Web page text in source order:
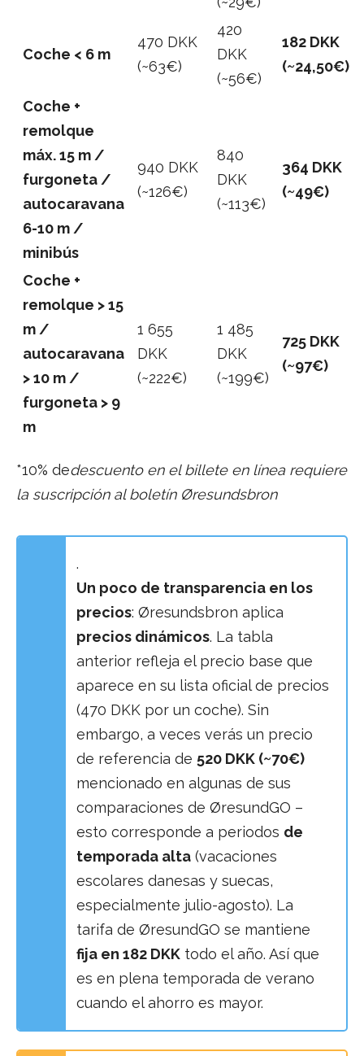
Coche < 6 m
470 DKK
(~63€)
420
DKK
(~56€)
182 DKK
(~24,50€)
Coche +
remolque
máx. 15 m /
furgoneta /
autocaravana
6-10 m /
minibús
940 DKK
(~126€)
840
DKK
(~113€)
364 DKK
(~49€)
Coche +
remolque > 15
m /
autocaravana
> 10 m /
furgoneta > 9
m
1 655
DKK
(~222€)
1 485
DKK
(~199€)
725 DKK
(~97€)
*10% dedescuento en el billete en línea requiere
la suscripción al boletín Øresundsbron
.
Un poco de transparencia en los
precios: Øresundsbron aplica
precios dinámicos. La tabla
anterior refleja el precio base que
aparece en su lista oficial de precios
(470 DKK por un coche). Sin
embargo, a veces verás un precio
de referencia de 520 DKK (~70€)
mencionado en algunas de sus
comparaciones de ØresundGO –
esto corresponde a periodos de
temporada alta (vacaciones
escolares danesas y suecas,
especialmente julio-agosto). La
tarifa de ØresundGO se mantiene
fija en 182 DKK todo el año. Así que
es en plena temporada de verano
cuando el ahorro es mayor.